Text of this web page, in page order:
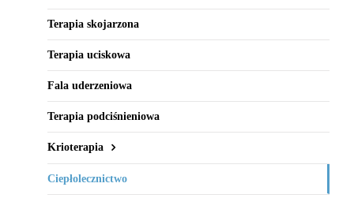
Terapia skojarzona
Terapia uciskowa
Fala uderzeniowa
Terapia podciśnieniowa
Krioterapia
Ciepłolecznictwo